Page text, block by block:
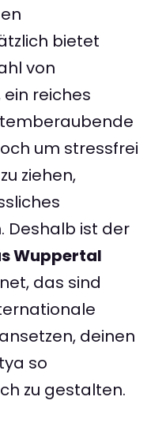
bietet
von
reiches
um stressfrei
ziehen,
Deshalb ist der
Wuppertal
das sind
deinen
so
zu gestalten.